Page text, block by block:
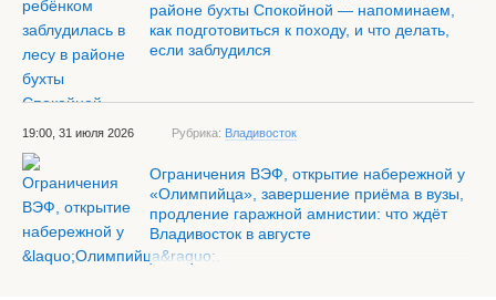
районе бухты Спокойной — напоминаем,
как подготовиться к походу, и что делать,
если заблудился
19:00, 31 июля 2026 Рубрика: Владивосток
Ограничения ВЭФ, открытие набережной у
«Олимпийца», завершение приёма в вузы,
продление гаражной амнистии: что ждёт
Владивосток в августе